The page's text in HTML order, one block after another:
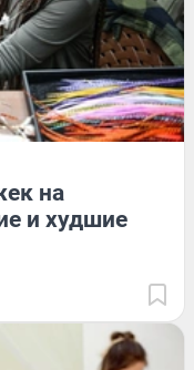
на
и худшие